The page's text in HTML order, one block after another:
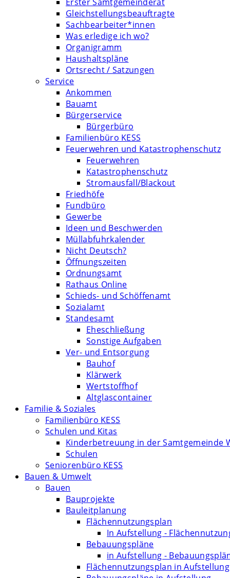
Gleichstellungsbeauftragte
Sachbearbeiter*innen
Was erledige ich wo?
Organigramm
Haushaltspläne
Ortsrecht / Satzungen
Service
Ankommen
Bauamt
Bürgerservice
Bürgerbüro
Familienbüro KESS
Feuerwehren und Katastrophenschutz
Feuerwehren
Katastrophenschutz
Stromausfall/Blackout
Friedhöfe
Fundbüro
Gewerbe
Ideen und Beschwerden
Müllabfuhrkalender
Nicht Deutsch?
Öffnungszeiten
Ordnungsamt
Rathaus Online
Schieds- und Schöffenamt
Sozialamt
Standesamt
Eheschließung
Sonstige Aufgaben
Ver- und Entsorgung
Bauhof
Klärwerk
Wertstoffhof
Altglascontainer
Familie & Soziales
Familienbüro KESS
Schulen und Kitas
Kinderbetreuung in der Samtgemeinde
Schulen
Seniorenbüro KESS
Bauen & Umwelt
Bauen
Bauprojekte
Bauleitplanung
Flächennutzungsplan
In Aufstellung -
Bebauungspläne
in Aufstellung -
Flächennutzungsplan in Aufstellung